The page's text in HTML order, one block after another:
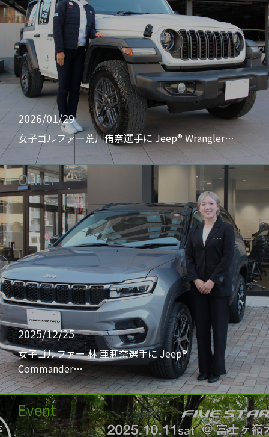
2026/01/29
女子ゴルファー荒川侑奈選手に Jeep® Wrangler…
Other
2025/12/25
女子ゴルファー 林 亜莉奈選手に Jeep®
Commander…
Event